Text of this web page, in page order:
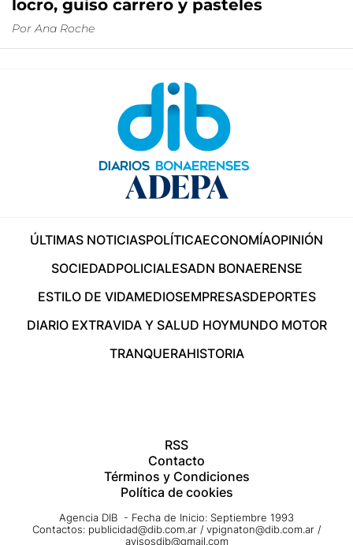
locro, guiso carrero y pasteles
Por Ana Roche
ÚLTIMAS NOTICIASPOLÍTICAECONOMÍAOPINIÓN
SOCIEDADPOLICIALESADN BONAERENSE
ESTILO DE VIDAMEDIOSEMPRESASDEPORTES
DIARIO EXTRAVIDA Y SALUD HOYMUNDO MOTOR
TRANQUERAHISTORIA
RSS
Contacto
Términos y Condiciones
Política de cookies
Agencia DIB - Fecha de Inicio: Septiembre 1993
Contactos: publicidad@dib.com.ar / vpignaton@dib.com.ar /
avisosdib@gmail.com